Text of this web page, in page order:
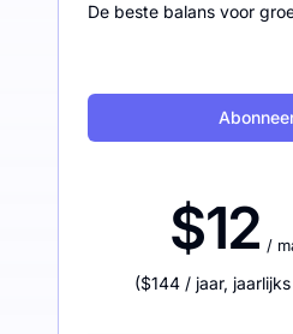
De beste balans voor
$12 /
($144 / jaar,